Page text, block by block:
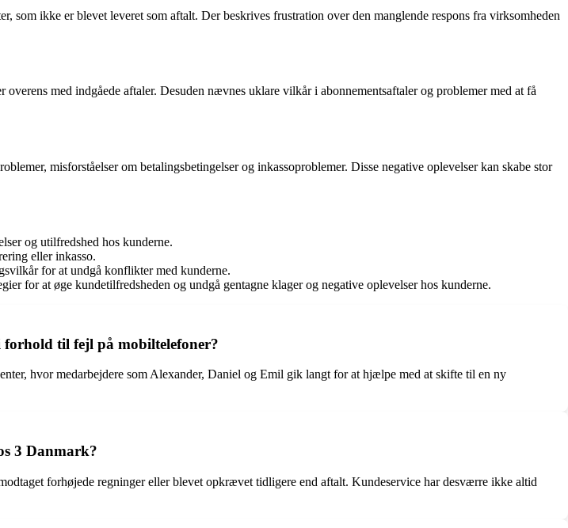
ikke er blevet leveret som aftalt. Der beskrives frustration over den manglende respons fra virksomheden
med indgåede aftaler. Desuden nævnes uklare vilkår i abonnementsaftaler og problemer med at få
misforståelser om betalingsbetingelser og inkassoproblemer. Disse negative oplevelser kan skabe stor
og utilfredshed hos kunderne.
eller inkasso.
for at undgå konflikter med kunderne.
for at øge kundetilfredsheden og undgå gentagne klager og negative oplevelser hos kunderne.
til fejl på mobiltelefoner?
hvor medarbejdere som Alexander, Daniel og Emil gik langt for at hjælpe med at skifte til en ny
3 Danmark?
forhøjede regninger eller blevet opkrævet tidligere end aftalt. Kundeservice har desværre ikke altid